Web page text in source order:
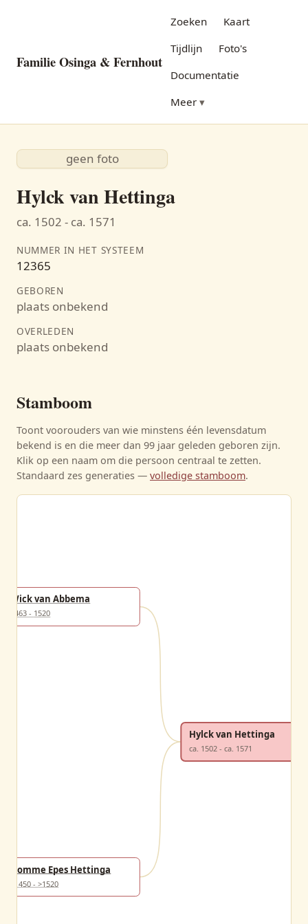
Familie Osinga & Fernhout
Zoeken
Kaart
Tijdlijn
Foto's
Documentatie
Meer
geen foto
Hylck van Hettinga
ca. 1502 - ca. 1571
NUMMER IN HET SYSTEEM
12365
GEBOREN
plaats onbekend
OVERLEDEN
plaats onbekend
Stamboom
Toont voorouders van wie minstens één levensdatum
bekend is en die meer dan 99 jaar geleden geboren zijn.
Klik op een naam om die persoon centraal te zetten.
Standaard zes generaties — volledige stamboom.
Wick van Abbema
1463 - 1520
Homme Epes Hettinga
>1450 - >1520
Hylck van Hettinga
ca. 1502 - ca. 1571